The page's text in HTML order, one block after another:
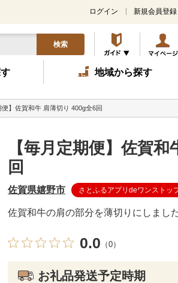
ログイン 新規会員登録
検索
地域から探す
便】佐賀和牛 肩薄切り 400g全6回
【毎月定期便】佐賀
回
佐賀県嬉野市 さとふるアプリdeワンストッ
佐賀和牛の肩の部分を薄切りにしまし
0.0 （0）
お礼品発送予定時期